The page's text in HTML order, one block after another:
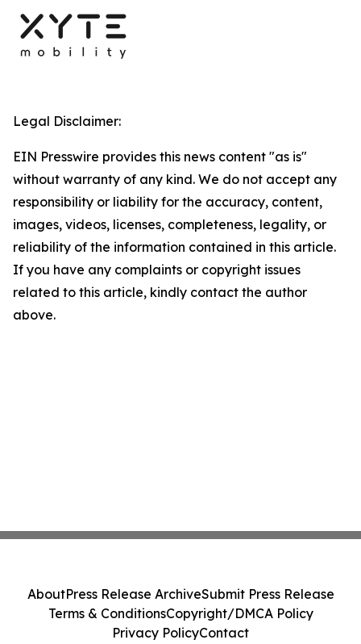
Legal Disclaimer:
EIN Presswire provides this news content "as is"
without warranty of any kind. We do not accept any
responsibility or liability for the accuracy, content,
images, videos, licenses, completeness, legality, or
reliability of the information contained in this article.
If you have any complaints or copyright issues
related to this article, kindly contact the author
above.
AboutPress Release ArchiveSubmit Press Release
Terms & ConditionsCopyright/DMCA Policy
Privacy PolicyContact